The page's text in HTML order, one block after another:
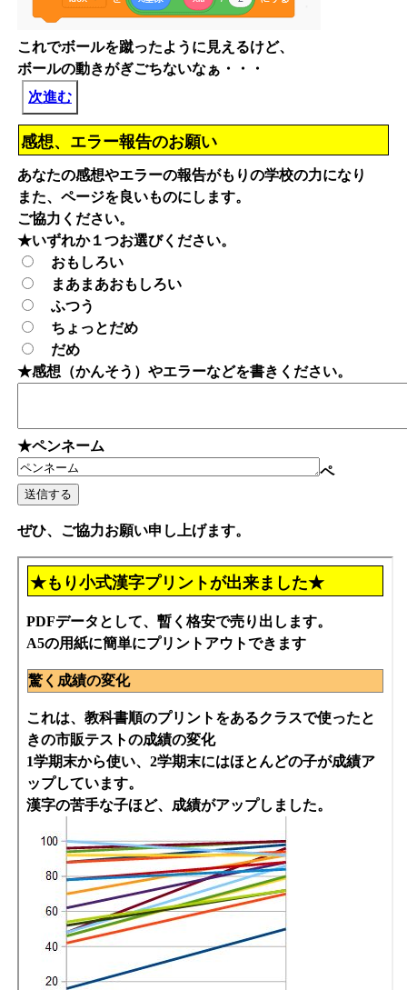
これでボールを蹴ったように見えるけど、
ボールの動きがぎごちないなぁ・・・
次進む
感想、エラー報告のお願い
あなたの感想やエラーの報告がもりの学校の力になり
また、ページを良いものにします。
ご協力ください。
★いずれか１つお選びください。
おもしろい
まあまあおもしろい
ふつう
ちょっとだめ
だめ
★感想（かんそう）やエラーなどを書きください。
★ペンネーム
ペ
ぜひ、ご協力お願い申し上げます。